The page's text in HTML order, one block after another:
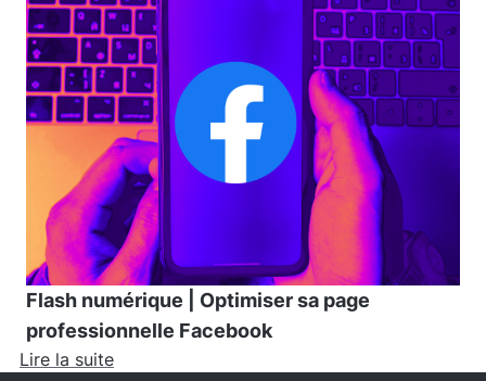
Flash numérique | Optimiser sa page
professionnelle Facebook
Lire la suite